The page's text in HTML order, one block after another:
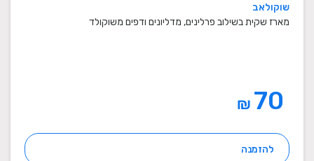
שוקולאב
מארז שקית בשילוב פרלינים, מדליונים ודפים משוקולד
₪
להזמנה